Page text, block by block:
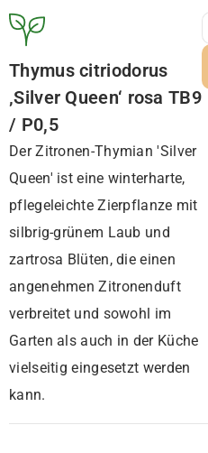
Thymus citriodorus
‚Silver Queen‘ rosa TB9
/ P0,5
Der Zitronen-Thymian 'Silver
Queen' ist eine winterharte,
pflegeleichte Zierpflanze mit
silbrig-grünem Laub und
zartrosa Blüten, die einen
angenehmen Zitronenduft
verbreitet und sowohl im
Garten als auch in der Küche
vielseitig eingesetzt werden
kann.